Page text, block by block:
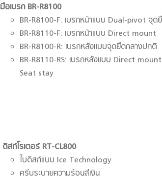
มือเบรกBR-R8100
BR-R8100-F: เบรกหน้าแบบ Dual-pivot จุ
BR-R8110-F: เบรกหน้าแบบ Direct mount
BR-R8100-R: เบรกหลังแบบจุดยึดกลางปกติ
BR-R8110-RS: เบรกหลังแบบ Direct
Seat stay
ดิสก์โรเตอร์RT-CL800
ใบดิสก์แบบ Ice Technology
ครีบระบายความร้อนสีเงิน